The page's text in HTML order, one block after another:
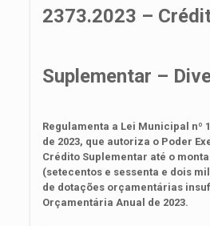
2373.2023 –
Suplementar –
Regulamenta a Lei Municipal nº
de 2023, que autoriza o Poder
Crédito Suplementar até o
(setecentos e sessenta e dois
de dotações orçamentárias
Orçamentária Anual de 2023.